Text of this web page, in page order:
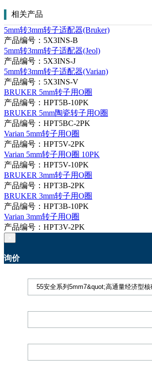
相关产品
5mm转3mm转子适配器(Bruker)
产品编号：5X3INS-B
5mm转3mm转子适配器(Jeol)
产品编号：5X3INS-J
5mm转3mm转子适配器(Varian)
产品编号：5X3INS-V
BRUKER 5mm转子用O圈
产品编号：HPT5B-10PK
BRUKER 5mm陶瓷转子用O圈
产品编号：HPT5BC-2PK
Varian 5mm转子用O圈
产品编号：HPT5V-2PK
Varian 5mm转子用O圈 10PK
产品编号：HPT5V-10PK
BRUKER 3mm转子用O圈
产品编号：HPT3B-2PK
BRUKER 3mm转子用O圈
产品编号：HPT3B-10PK
Varian 3mm转子用O圈
产品编号：HPT3V-2PK
询价